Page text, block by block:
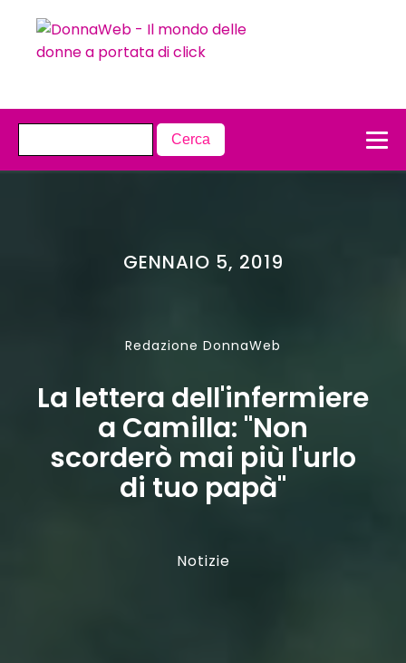
GENNAIO 5, 2019
Redazione DonnaWeb
La lettera dell'infermiere
a Camilla: "Non
scorderò mai più l'urlo
di tuo papà"
Notizie